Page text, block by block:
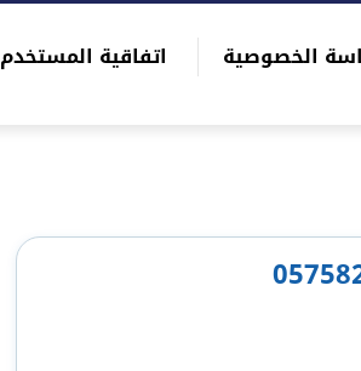
الخصوصية اتفاقية المستخدم